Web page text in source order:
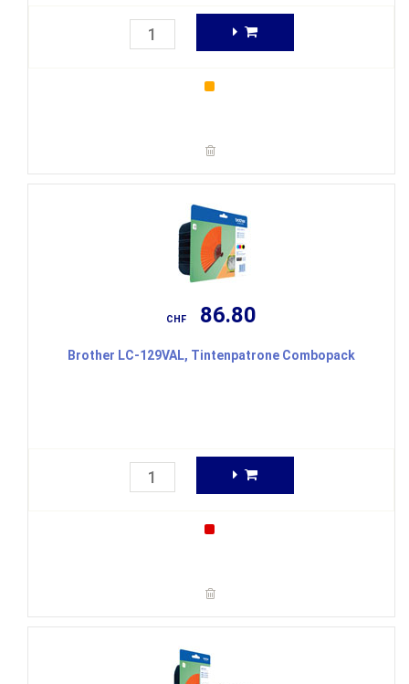
CHF 86.80
Brother LC-129VAL, Tintenpatrone Combopack